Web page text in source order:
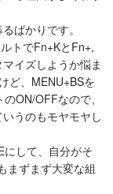
ばかりです。
トでFn+KとFn+,
イズしようか悩ま
ど、MENU+BSを
ON/OFFなので、
うのもモヤモヤし
にして、自分がそ
まずまず大変な組